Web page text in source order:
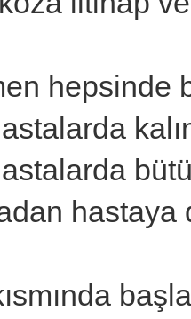
hepsinde
hastaya